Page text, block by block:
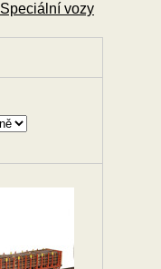
Speciální vozy